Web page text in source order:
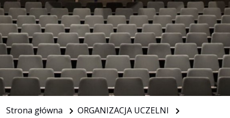
Strona główna
ORGANIZACJA UCZELNI